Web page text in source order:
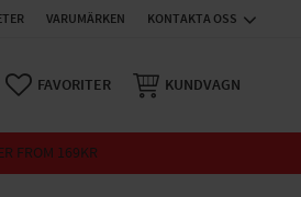
VARUMÄRKEN KONTAKTA OSS
FAVORITER KUNDVAGN
FROM 169KR